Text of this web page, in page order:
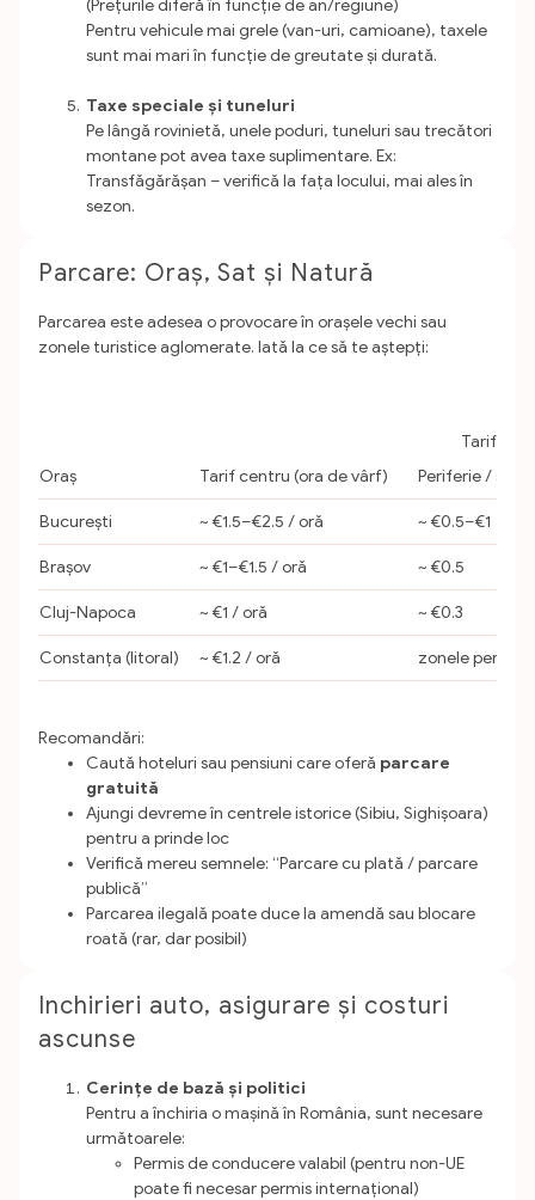
(Prețurile diferă în funcție de an/regiune)
Pentru vehicule mai grele (van-uri, camioane), taxele
sunt mai mari în funcție de greutate și durată.
Taxe speciale și tuneluri
Pe lângă rovinietă, unele poduri, tuneluri sau trecători
montane pot avea taxe suplimentare. Ex:
Transfăgărășan – verifică la fața locului, mai ales în
sezon.
Parcare: Oraș, Sat și Natură
Parcarea este adesea o provocare în orașele vechi sau
zonele turistice aglomerate. Iată la ce să te aștepți:
Tarife de
Oraș
Tarif centru (ora de vârf) Periferie /
București ~ €1.5–€2.5 / oră ~ €0.5–€1
Brașov ~ €1–€1.5 / oră ~ €0.5
Cluj-Napoca ~ €1 / oră ~ €0.3
Constanța (litoral) ~ €1.2 / oră zonele
Recomandări:
Caută hoteluri sau pensiuni care oferă parcare
gratuită
Ajungi devreme în centrele istorice (Sibiu, Sighișoara)
pentru a prinde loc
Verifică mereu semnele: “Parcare cu plată / parcare
publică”
Parcarea ilegală poate duce la amendă sau blocare
roată (rar, dar posibil)
Inchirieri auto, asigurare și costuri
ascunse
Cerințe de bază și politici
Pentru a închiria o mașină în România, sunt necesare
următoarele:
Permis de conducere valabil (pentru non-UE
poate fi necesar permis internațional)